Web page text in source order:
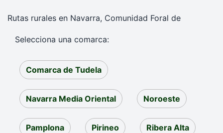
Rutas rurales en Navarra, Comunidad Foral de
Selecciona una comarca:
Comarca de Tudela
Navarra Media Oriental Noroeste
Pamplona Pirineo Ribera Alta